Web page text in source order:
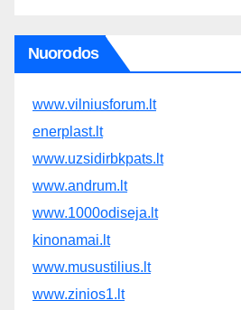
Nuorodos
www.vilniusforum.lt
enerplast.lt
www.uzsidirbkpats.lt
www.andrum.lt
www.1000odiseja.lt
kinonamai.lt
www.musustilius.lt
www.zinios1.lt